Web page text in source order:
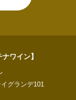
ワイン】
グランデ101